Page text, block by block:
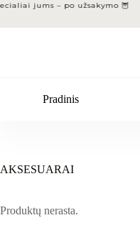
Skipjums – po užsakymo 🦉
Pradinis
AKSESUARAI
Produktų nerasta.